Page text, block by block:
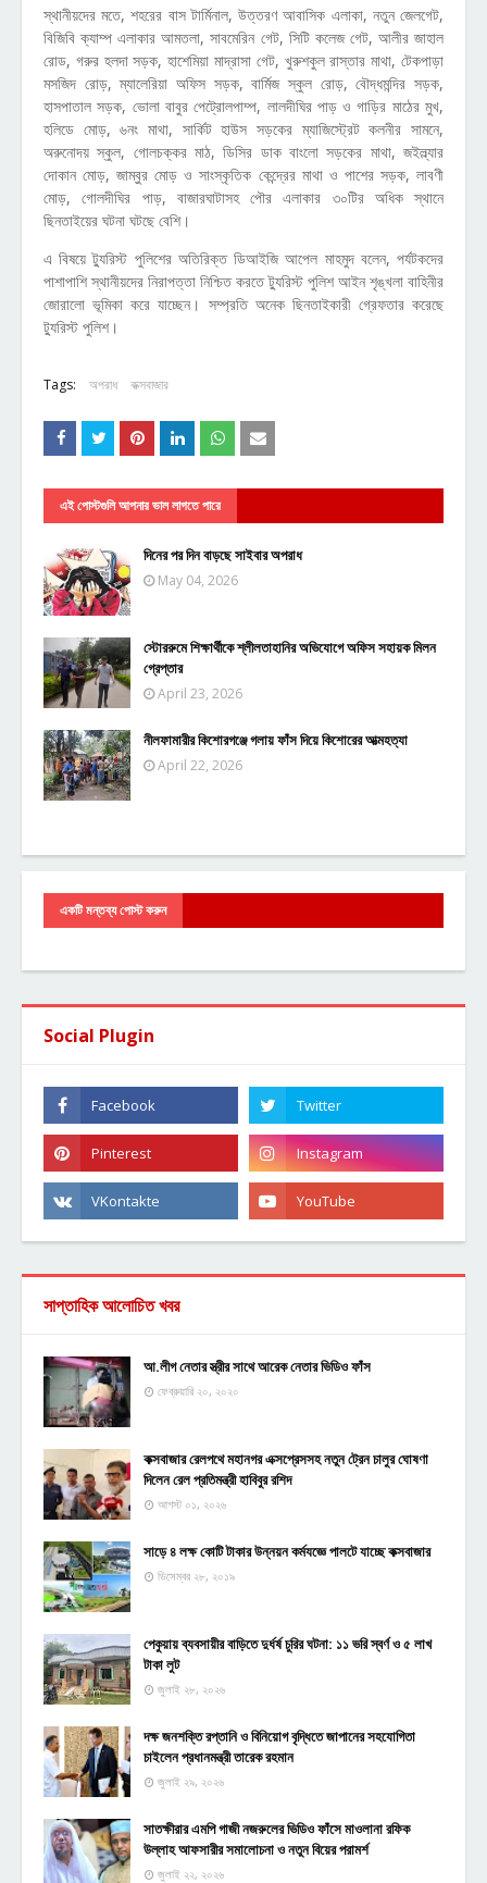
স্থানীয়দের মতে, শহরের বাস টার্মিনাল, উত্তরণ আবাসিক এলাকা, নতুন জেলগেট,
বিজিবি ক্যাম্প এলাকার আমতলা, সাবমেরিন গেট, সিটি কলেজ গেট, আলীর জাহাল
রোড, গরুর হলদা সড়ক, হাশেমিয়া মাদ্রাসা গেট, খুরুশকুল রাস্তার মাথা, টেকপাড়া
মসজিদ রোড়, ম্যালেরিয়া অফিস সড়ক, বার্মিজ স্কুল রোড়, বৌদ্ধমন্দির সড়ক,
হাসপাতাল সড়ক, ভোলা বাবুর পেট্রোলপাম্প, লালদীঘির পাড় ও গাড়ির মাঠের মুখ,
হলিডে মোড়, ৬নং মাথা, সার্কিট হাউস সড়কের ম্যাজিস্ট্রেট কলনীর সামনে,
অরুনোদয় স্কুল, গোলচক্কর মাঠ, ডিসির ডাক বাংলো সড়কের মাথা, জইল্ল্যার
দোকান মোড়, জাম্বুর মোড় ও সাংস্কৃতিক কেন্দ্রের মাথা ও পাশের সড়ক, লাবণী
মোড়, গোলদীঘির পাড়, বাজারঘাটাসহ পৌর এলাকার ৩০টির অধিক স্থানে
ছিনতাইয়ের ঘটনা ঘটছে বেশি।
এ বিষয়ে ট্যুরিস্ট পুলিশের অতিরিক্ত ডিআইজি আপেল মাহমুদ বলেন, পর্যটকদের
পাশাপাশি স্থানীয়দের নিরাপত্তা নিশ্চিত করতে ট্যুরিস্ট পুলিশ আইন শৃঙ্খলা বাহিনীর
জোরালো ভূমিকা করে যাচ্ছেন। সম্প্রতি অনেক ছিনতাইকারী গ্রেফতার করেছে
ট্যুরিস্ট পুলিশ।
Tags: অপরাধ কক্সবাজার
এই পোস্টগুলি আপনার ভাল লাগতে পারে
দিনের পর দিন বাড়ছে সাইবার অপরাধ
May 04, 2026
স্টোররুমে শিক্ষার্থীকে শ্লীলতাহানির অভিযোগে অফিস সহায়ক মিলন
গ্রেপ্তার
April 23, 2026
নীলফামারীর কিশোরগঞ্জে গলায় ফাঁস দিয়ে কিশোরের আত্মহত্যা
April 22, 2026
একটি মন্তব্য পোস্ট করুন
Social Plugin
সাপ্তাহিক আলোচিত খবর
আ.লীগ নেতার স্ত্রীর সাথে আরেক নেতার ভিডিও ফাঁস
ফেব্রুয়ারি ২০, ২০২০
কক্সবাজার রেলপথে মহানগর এক্সপ্রেসসহ নতুন ট্রেন চালুর ঘোষণা
দিলেন রেল প্রতিমন্ত্রী হাবিবুর রশিদ
আগস্ট ০১, ২০২৬
সাড়ে ৪ লক্ষ কোটি টাকার উন্নয়ন কর্মযজ্ঞে পালটে যাচ্ছে কক্সবাজার
ডিসেম্বর ২৮, ২০১৯
পেকুয়ায় ব্যবসায়ীর বাড়িতে দুর্ধর্ষ চুরির ঘটনা: ১১ ভরি স্বর্ণ ও ৫ লাখ
টাকা লুট
জুলাই ২৮, ২০২৬
দক্ষ জনশক্তি রপ্তানি ও বিনিয়োগ বৃদ্ধিতে জাপানের সহযোগিতা
চাইলেন প্রধানমন্ত্রী তারেক রহমান
জুলাই ২৯, ২০২৬
সাতক্ষীরার এমপি গাজী নজরুলের ভিডিও ফাঁসে মাওলানা রফিক
উল্লাহ আফসারীর সমালোচনা ও নতুন বিয়ের পরামর্শ
জুলাই ২২, ২০২৬